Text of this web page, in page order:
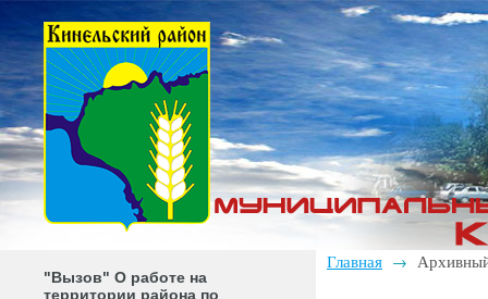
"Вызов" О работе на
территории района по
Главная →